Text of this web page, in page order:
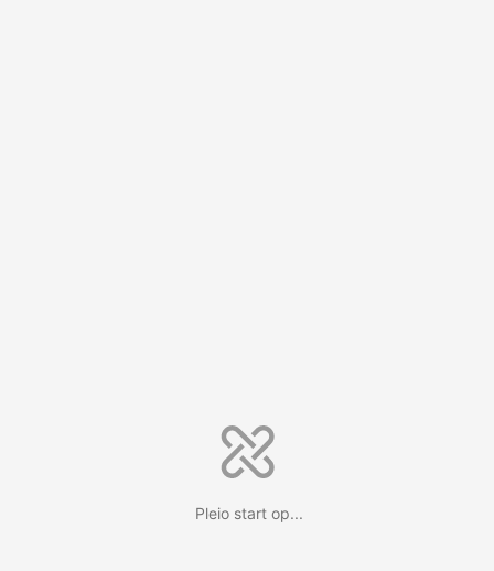
Pleio start op...